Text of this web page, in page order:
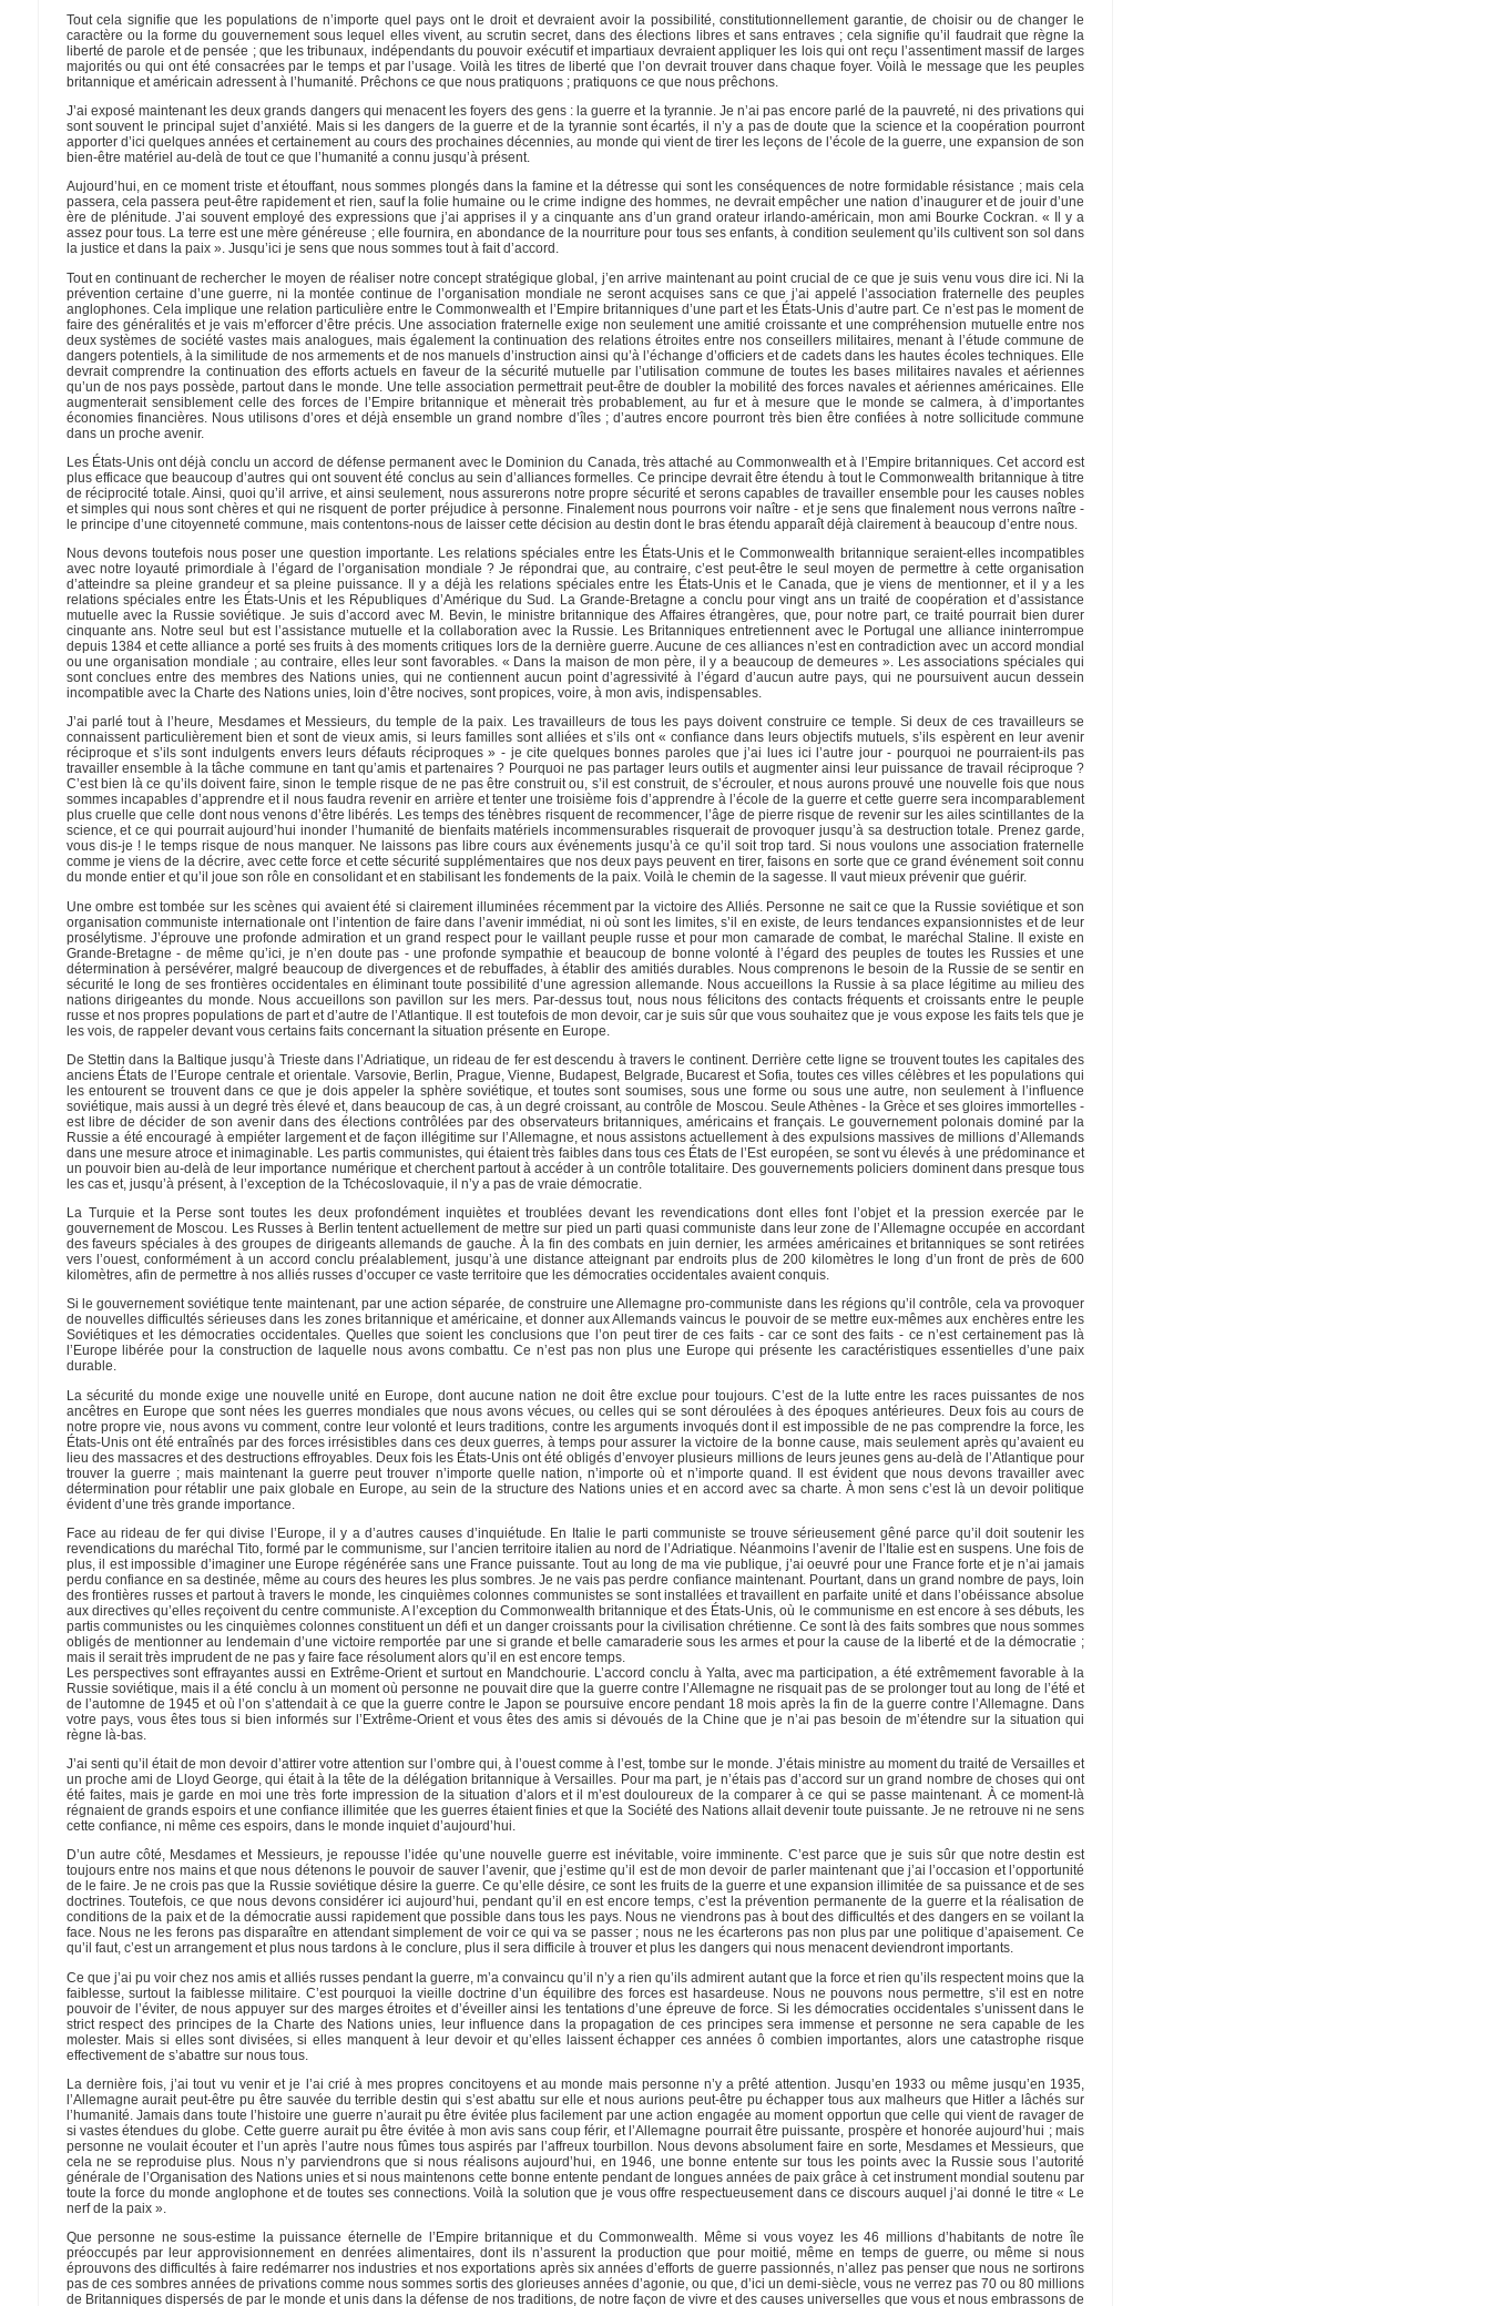
Tout cela signifie que les populations de n’importe quel pays ont le droit et devraient avoir la possibilité, constitutionnellement garantie, de choisir ou de changer le
caractère ou la forme du gouvernement sous lequel elles vivent, au scrutin secret, dans des élections libres et sans entraves ; cela signifie qu’il faudrait que règne la
liberté de parole et de pensée ; que les tribunaux, indépendants du pouvoir exécutif et impartiaux devraient appliquer les lois qui ont reçu l’assentiment massif de larges
majorités ou qui ont été consacrées par le temps et par l’usage. Voilà les titres de liberté que l’on devrait trouver dans chaque foyer. Voilà le message que les peuples
britannique et américain adressent à l’humanité. Prêchons ce que nous pratiquons ; pratiquons ce que nous prêchons.
J’ai exposé maintenant les deux grands dangers qui menacent les foyers des gens : la guerre et la tyrannie. Je n’ai pas encore parlé de la pauvreté, ni des privations qui
sont souvent le principal sujet d’anxiété. Mais si les dangers de la guerre et de la tyrannie sont écartés, il n’y a pas de doute que la science et la coopération pourront
apporter d’ici quelques années et certainement au cours des prochaines décennies, au monde qui vient de tirer les leçons de l’école de la guerre, une expansion de son
bien-être matériel au-delà de tout ce que l’humanité a connu jusqu’à présent.
Aujourd’hui, en ce moment triste et étouffant, nous sommes plongés dans la famine et la détresse qui sont les conséquences de notre formidable résistance ; mais cela
passera, cela passera peut-être rapidement et rien, sauf la folie humaine ou le crime indigne des hommes, ne devrait empêcher une nation d’inaugurer et de jouir d’une
ère de plénitude. J’ai souvent employé des expressions que j’ai apprises il y a cinquante ans d’un grand orateur irlando-américain, mon ami Bourke Cockran. « Il y a
assez pour tous. La terre est une mère généreuse ; elle fournira, en abondance de la nourriture pour tous ses enfants, à condition seulement qu’ils cultivent son sol dans
la justice et dans la paix ». Jusqu’ici je sens que nous sommes tout à fait d’accord.
Tout en continuant de rechercher le moyen de réaliser notre concept stratégique global, j’en arrive maintenant au point crucial de ce que je suis venu vous dire ici. Ni la
prévention certaine d’une guerre, ni la montée continue de l’organisation mondiale ne seront acquises sans ce que j’ai appelé l’association fraternelle des peuples
anglophones. Cela implique une relation particulière entre le Commonwealth et l’Empire britanniques d’une part et les États-Unis d’autre part. Ce n’est pas le moment de
faire des généralités et je vais m’efforcer d’être précis. Une association fraternelle exige non seulement une amitié croissante et une compréhension mutuelle entre nos
deux systèmes de société vastes mais analogues, mais également la continuation des relations étroites entre nos conseillers militaires, menant à l’étude commune de
dangers potentiels, à la similitude de nos armements et de nos manuels d’instruction ainsi qu’à l’échange d’officiers et de cadets dans les hautes écoles techniques. Elle
devrait comprendre la continuation des efforts actuels en faveur de la sécurité mutuelle par l’utilisation commune de toutes les bases militaires navales et aériennes
qu’un de nos pays possède, partout dans le monde. Une telle association permettrait peut-être de doubler la mobilité des forces navales et aériennes américaines. Elle
augmenterait sensiblement celle des forces de l’Empire britannique et mènerait très probablement, au fur et à mesure que le monde se calmera, à d’importantes
économies financières. Nous utilisons d’ores et déjà ensemble un grand nombre d’îles ; d’autres encore pourront très bien être confiées à notre sollicitude commune
dans un proche avenir.
Les États-Unis ont déjà conclu un accord de défense permanent avec le Dominion du Canada, très attaché au Commonwealth et à l’Empire britanniques. Cet accord est
plus efficace que beaucoup d’autres qui ont souvent été conclus au sein d’alliances formelles. Ce principe devrait être étendu à tout le Commonwealth britannique à titre
de réciprocité totale. Ainsi, quoi qu’il arrive, et ainsi seulement, nous assurerons notre propre sécurité et serons capables de travailler ensemble pour les causes nobles
et simples qui nous sont chères et qui ne risquent de porter préjudice à personne. Finalement nous pourrons voir naître - et je sens que finalement nous verrons naître -
le principe d’une citoyenneté commune, mais contentons-nous de laisser cette décision au destin dont le bras étendu apparaît déjà clairement à beaucoup d’entre nous.
Nous devons toutefois nous poser une question importante. Les relations spéciales entre les États-Unis et le Commonwealth britannique seraient-elles incompatibles
avec notre loyauté primordiale à l’égard de l’organisation mondiale ? Je répondrai que, au contraire, c’est peut-être le seul moyen de permettre à cette organisation
d’atteindre sa pleine grandeur et sa pleine puissance. Il y a déjà les relations spéciales entre les États-Unis et le Canada, que je viens de mentionner, et il y a les
relations spéciales entre les États-Unis et les Républiques d’Amérique du Sud. La Grande-Bretagne a conclu pour vingt ans un traité de coopération et d’assistance
mutuelle avec la Russie soviétique. Je suis d’accord avec M. Bevin, le ministre britannique des Affaires étrangères, que, pour notre part, ce traité pourrait bien durer
cinquante ans. Notre seul but est l’assistance mutuelle et la collaboration avec la Russie. Les Britanniques entretiennent avec le Portugal une alliance ininterrompue
depuis 1384 et cette alliance a porté ses fruits à des moments critiques lors de la dernière guerre. Aucune de ces alliances n’est en contradiction avec un accord mondial
ou une organisation mondiale ; au contraire, elles leur sont favorables. « Dans la maison de mon père, il y a beaucoup de demeures ». Les associations spéciales qui
sont conclues entre des membres des Nations unies, qui ne contiennent aucun point d’agressivité à l’égard d’aucun autre pays, qui ne poursuivent aucun dessein
incompatible avec la Charte des Nations unies, loin d’être nocives, sont propices, voire, à mon avis, indispensables.
J’ai parlé tout à l’heure, Mesdames et Messieurs, du temple de la paix. Les travailleurs de tous les pays doivent construire ce temple. Si deux de ces travailleurs se
connaissent particulièrement bien et sont de vieux amis, si leurs familles sont alliées et s’ils ont « confiance dans leurs objectifs mutuels, s’ils espèrent en leur avenir
réciproque et s’ils sont indulgents envers leurs défauts réciproques » - je cite quelques bonnes paroles que j’ai lues ici l’autre jour - pourquoi ne pourraient-ils pas
travailler ensemble à la tâche commune en tant qu’amis et partenaires ? Pourquoi ne pas partager leurs outils et augmenter ainsi leur puissance de travail réciproque ?
C’est bien là ce qu’ils doivent faire, sinon le temple risque de ne pas être construit ou, s’il est construit, de s’écrouler, et nous aurons prouvé une nouvelle fois que nous
sommes incapables d’apprendre et il nous faudra revenir en arrière et tenter une troisième fois d’apprendre à l’école de la guerre et cette guerre sera incomparablement
plus cruelle que celle dont nous venons d’être libérés. Les temps des ténèbres risquent de recommencer, l’âge de pierre risque de revenir sur les ailes scintillantes de la
science, et ce qui pourrait aujourd’hui inonder l’humanité de bienfaits matériels incommensurables risquerait de provoquer jusqu’à sa destruction totale. Prenez garde,
vous dis-je ! le temps risque de nous manquer. Ne laissons pas libre cours aux événements jusqu’à ce qu’il soit trop tard. Si nous voulons une association fraternelle
comme je viens de la décrire, avec cette force et cette sécurité supplémentaires que nos deux pays peuvent en tirer, faisons en sorte que ce grand événement soit connu
du monde entier et qu’il joue son rôle en consolidant et en stabilisant les fondements de la paix. Voilà le chemin de la sagesse. Il vaut mieux prévenir que guérir.
Une ombre est tombée sur les scènes qui avaient été si clairement illuminées récemment par la victoire des Alliés. Personne ne sait ce que la Russie soviétique et son
organisation communiste internationale ont l’intention de faire dans l’avenir immédiat, ni où sont les limites, s’il en existe, de leurs tendances expansionnistes et de leur
prosélytisme. J’éprouve une profonde admiration et un grand respect pour le vaillant peuple russe et pour mon camarade de combat, le maréchal Staline. Il existe en
Grande-Bretagne - de même qu’ici, je n’en doute pas - une profonde sympathie et beaucoup de bonne volonté à l’égard des peuples de toutes les Russies et une
détermination à persévérer, malgré beaucoup de divergences et de rebuffades, à établir des amitiés durables. Nous comprenons le besoin de la Russie de se sentir en
sécurité le long de ses frontières occidentales en éliminant toute possibilité d’une agression allemande. Nous accueillons la Russie à sa place légitime au milieu des
nations dirigeantes du monde. Nous accueillons son pavillon sur les mers. Par-dessus tout, nous nous félicitons des contacts fréquents et croissants entre le peuple
russe et nos propres populations de part et d’autre de l’Atlantique. Il est toutefois de mon devoir, car je suis sûr que vous souhaitez que je vous expose les faits tels que je
les vois, de rappeler devant vous certains faits concernant la situation présente en Europe.
De Stettin dans la Baltique jusqu’à Trieste dans l’Adriatique, un rideau de fer est descendu à travers le continent. Derrière cette ligne se trouvent toutes les capitales des
anciens États de l’Europe centrale et orientale. Varsovie, Berlin, Prague, Vienne, Budapest, Belgrade, Bucarest et Sofia, toutes ces villes célèbres et les populations qui
les entourent se trouvent dans ce que je dois appeler la sphère soviétique, et toutes sont soumises, sous une forme ou sous une autre, non seulement à l’influence
soviétique, mais aussi à un degré très élevé et, dans beaucoup de cas, à un degré croissant, au contrôle de Moscou. Seule Athènes - la Grèce et ses gloires immortelles -
est libre de décider de son avenir dans des élections contrôlées par des observateurs britanniques, américains et français. Le gouvernement polonais dominé par la
Russie a été encouragé à empiéter largement et de façon illégitime sur l’Allemagne, et nous assistons actuellement à des expulsions massives de millions d’Allemands
dans une mesure atroce et inimaginable. Les partis communistes, qui étaient très faibles dans tous ces États de l’Est européen, se sont vu élevés à une prédominance et
un pouvoir bien au-delà de leur importance numérique et cherchent partout à accéder à un contrôle totalitaire. Des gouvernements policiers dominent dans presque tous
les cas et, jusqu’à présent, à l’exception de la Tchécoslovaquie, il n’y a pas de vraie démocratie.
La Turquie et la Perse sont toutes les deux profondément inquiètes et troublées devant les revendications dont elles font l’objet et la pression exercée par le
gouvernement de Moscou. Les Russes à Berlin tentent actuellement de mettre sur pied un parti quasi communiste dans leur zone de l’Allemagne occupée en accordant
des faveurs spéciales à des groupes de dirigeants allemands de gauche. À la fin des combats en juin dernier, les armées américaines et britanniques se sont retirées
vers l’ouest, conformément à un accord conclu préalablement, jusqu’à une distance atteignant par endroits plus de 200 kilomètres le long d’un front de près de 600
kilomètres, afin de permettre à nos alliés russes d’occuper ce vaste territoire que les démocraties occidentales avaient conquis.
Si le gouvernement soviétique tente maintenant, par une action séparée, de construire une Allemagne pro-communiste dans les régions qu’il contrôle, cela va provoquer
de nouvelles difficultés sérieuses dans les zones britannique et américaine, et donner aux Allemands vaincus le pouvoir de se mettre eux-mêmes aux enchères entre les
Soviétiques et les démocraties occidentales. Quelles que soient les conclusions que l’on peut tirer de ces faits - car ce sont des faits - ce n’est certainement pas là
l’Europe libérée pour la construction de laquelle nous avons combattu. Ce n’est pas non plus une Europe qui présente les caractéristiques essentielles d’une paix
durable.
La sécurité du monde exige une nouvelle unité en Europe, dont aucune nation ne doit être exclue pour toujours. C’est de la lutte entre les races puissantes de nos
ancêtres en Europe que sont nées les guerres mondiales que nous avons vécues, ou celles qui se sont déroulées à des époques antérieures. Deux fois au cours de
notre propre vie, nous avons vu comment, contre leur volonté et leurs traditions, contre les arguments invoqués dont il est impossible de ne pas comprendre la force, les
États-Unis ont été entraînés par des forces irrésistibles dans ces deux guerres, à temps pour assurer la victoire de la bonne cause, mais seulement après qu’avaient eu
lieu des massacres et des destructions effroyables. Deux fois les États-Unis ont été obligés d’envoyer plusieurs millions de leurs jeunes gens au-delà de l’Atlantique pour
trouver la guerre ; mais maintenant la guerre peut trouver n’importe quelle nation, n’importe où et n’importe quand. Il est évident que nous devons travailler avec
détermination pour rétablir une paix globale en Europe, au sein de la structure des Nations unies et en accord avec sa charte. À mon sens c’est là un devoir politique
évident d’une très grande importance.
Face au rideau de fer qui divise l’Europe, il y a d’autres causes d’inquiétude. En Italie le parti communiste se trouve sérieusement gêné parce qu’il doit soutenir les
revendications du maréchal Tito, formé par le communisme, sur l’ancien territoire italien au nord de l’Adriatique. Néanmoins l’avenir de l’Italie est en suspens. Une fois de
plus, il est impossible d’imaginer une Europe régénérée sans une France puissante. Tout au long de ma vie publique, j’ai oeuvré pour une France forte et je n’ai jamais
perdu confiance en sa destinée, même au cours des heures les plus sombres. Je ne vais pas perdre confiance maintenant. Pourtant, dans un grand nombre de pays, loin
des frontières russes et partout à travers le monde, les cinquièmes colonnes communistes se sont installées et travaillent en parfaite unité et dans l’obéissance absolue
aux directives qu’elles reçoivent du centre communiste. A l’exception du Commonwealth britannique et des États-Unis, où le communisme en est encore à ses débuts, les
partis communistes ou les cinquièmes colonnes constituent un défi et un danger croissants pour la civilisation chrétienne. Ce sont là des faits sombres que nous sommes
obligés de mentionner au lendemain d’une victoire remportée par une si grande et belle camaraderie sous les armes et pour la cause de la liberté et de la démocratie ;
mais il serait très imprudent de ne pas y faire face résolument alors qu’il en est encore temps.
Les perspectives sont effrayantes aussi en Extrême-Orient et surtout en Mandchourie. L’accord conclu à Yalta, avec ma participation, a été extrêmement favorable à la
Russie soviétique, mais il a été conclu à un moment où personne ne pouvait dire que la guerre contre l’Allemagne ne risquait pas de se prolonger tout au long de l’été et
de l’automne de 1945 et où l’on s’attendait à ce que la guerre contre le Japon se poursuive encore pendant 18 mois après la fin de la guerre contre l’Allemagne. Dans
votre pays, vous êtes tous si bien informés sur l’Extrême-Orient et vous êtes des amis si dévoués de la Chine que je n’ai pas besoin de m’étendre sur la situation qui
règne là-bas.
J’ai senti qu’il était de mon devoir d’attirer votre attention sur l’ombre qui, à l’ouest comme à l’est, tombe sur le monde. J’étais ministre au moment du traité de Versailles et
un proche ami de Lloyd George, qui était à la tête de la délégation britannique à Versailles. Pour ma part, je n’étais pas d’accord sur un grand nombre de choses qui ont
été faites, mais je garde en moi une très forte impression de la situation d’alors et il m’est douloureux de la comparer à ce qui se passe maintenant. À ce moment-là
régnaient de grands espoirs et une confiance illimitée que les guerres étaient finies et que la Société des Nations allait devenir toute puissante. Je ne retrouve ni ne sens
cette confiance, ni même ces espoirs, dans le monde inquiet d’aujourd’hui.
D’un autre côté, Mesdames et Messieurs, je repousse l’idée qu’une nouvelle guerre est inévitable, voire imminente. C’est parce que je suis sûr que notre destin est
toujours entre nos mains et que nous détenons le pouvoir de sauver l’avenir, que j’estime qu’il est de mon devoir de parler maintenant que j’ai l’occasion et l’opportunité
de le faire. Je ne crois pas que la Russie soviétique désire la guerre. Ce qu’elle désire, ce sont les fruits de la guerre et une expansion illimitée de sa puissance et de ses
doctrines. Toutefois, ce que nous devons considérer ici aujourd’hui, pendant qu’il en est encore temps, c’est la prévention permanente de la guerre et la réalisation de
conditions de la paix et de la démocratie aussi rapidement que possible dans tous les pays. Nous ne viendrons pas à bout des difficultés et des dangers en se voilant la
face. Nous ne les ferons pas disparaître en attendant simplement de voir ce qui va se passer ; nous ne les écarterons pas non plus par une politique d’apaisement. Ce
qu’il faut, c’est un arrangement et plus nous tardons à le conclure, plus il sera difficile à trouver et plus les dangers qui nous menacent deviendront importants.
Ce que j’ai pu voir chez nos amis et alliés russes pendant la guerre, m’a convaincu qu’il n’y a rien qu’ils admirent autant que la force et rien qu’ils respectent moins que la
faiblesse, surtout la faiblesse militaire. C’est pourquoi la vieille doctrine d’un équilibre des forces est hasardeuse. Nous ne pouvons nous permettre, s’il est en notre
pouvoir de l’éviter, de nous appuyer sur des marges étroites et d’éveiller ainsi les tentations d’une épreuve de force. Si les démocraties occidentales s’unissent dans le
strict respect des principes de la Charte des Nations unies, leur influence dans la propagation de ces principes sera immense et personne ne sera capable de les
molester. Mais si elles sont divisées, si elles manquent à leur devoir et qu’elles laissent échapper ces années ô combien importantes, alors une catastrophe risque
effectivement de s’abattre sur nous tous.
La dernière fois, j’ai tout vu venir et je l’ai crié à mes propres concitoyens et au monde mais personne n’y a prêté attention. Jusqu’en 1933 ou même jusqu’en 1935,
l’Allemagne aurait peut-être pu être sauvée du terrible destin qui s’est abattu sur elle et nous aurions peut-être pu échapper tous aux malheurs que Hitler a lâchés sur
l’humanité. Jamais dans toute l’histoire une guerre n’aurait pu être évitée plus facilement par une action engagée au moment opportun que celle qui vient de ravager de
si vastes étendues du globe. Cette guerre aurait pu être évitée à mon avis sans coup férir, et l’Allemagne pourrait être puissante, prospère et honorée aujourd’hui ; mais
personne ne voulait écouter et l’un après l’autre nous fûmes tous aspirés par l’affreux tourbillon. Nous devons absolument faire en sorte, Mesdames et Messieurs, que
cela ne se reproduise plus. Nous n’y parviendrons que si nous réalisons aujourd’hui, en 1946, une bonne entente sur tous les points avec la Russie sous l’autorité
générale de l’Organisation des Nations unies et si nous maintenons cette bonne entente pendant de longues années de paix grâce à cet instrument mondial soutenu par
toute la force du monde anglophone et de toutes ses connections. Voilà la solution que je vous offre respectueusement dans ce discours auquel j’ai donné le titre « Le
nerf de la paix ».
Que personne ne sous-estime la puissance éternelle de l’Empire britannique et du Commonwealth. Même si vous voyez les 46 millions d’habitants de notre île
préoccupés par leur approvisionnement en denrées alimentaires, dont ils n’assurent la production que pour moitié, même en temps de guerre, ou même si nous
éprouvons des difficultés à faire redémarrer nos industries et nos exportations après six années d’efforts de guerre passionnés, n’allez pas penser que nous ne sortirons
pas de ces sombres années de privations comme nous sommes sortis des glorieuses années d’agonie, ou que, d’ici un demi-siècle, vous ne verrez pas 70 ou 80 millions
de Britanniques dispersés de par le monde et unis dans la défense de nos traditions, de notre façon de vivre et des causes universelles que vous et nous embrassons de